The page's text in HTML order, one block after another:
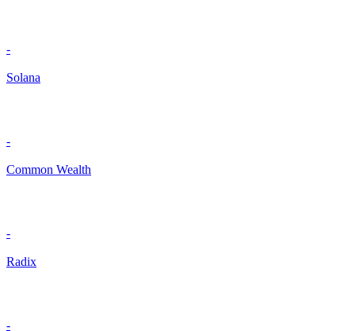
-
Solana
-
Common Wealth
-
Radix
-